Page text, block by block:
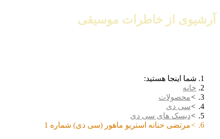
آرشیوی از خاطرات موسیقی
شما اینجا هستید:
خانه
محصولات
سی دی
دیسک های سی دی
مرتضی حنانه استریو ماهور (سی دی) شماره 1